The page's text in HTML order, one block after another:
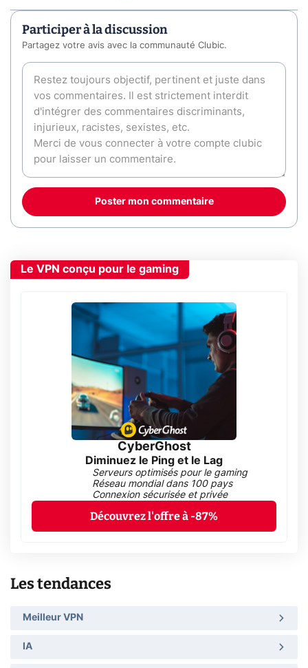
Participer à la discussion
Partagez votre avis avec la communauté Clubic.
Poster mon commentaire
Le VPN conçu pour le gaming
CyberGhost
Diminuez le Ping et le Lag
Serveurs optimisés pour le gaming
Réseau mondial dans 100 pays
Connexion sécurisée et privée
Découvrez l'offre à -87%
Les tendances
Meilleur VPN
IA